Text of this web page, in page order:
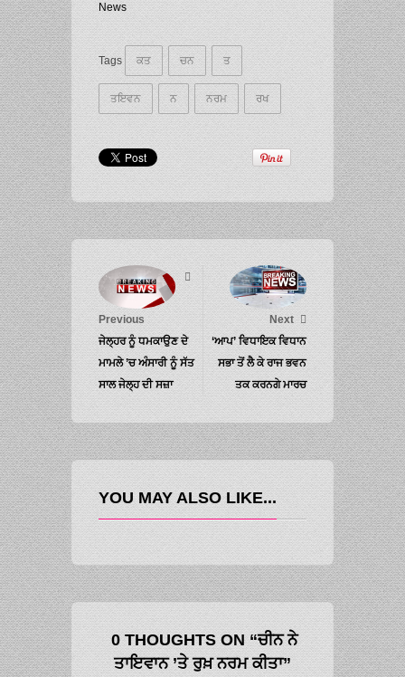
News
Tags ਕਤ ਚਨ ਤ
ਤਇਵਨ ਨ ਨਰਮ ਰਖ
Previous
ਜੇਲ੍ਹਰ ਨੂੰ ਧਮਕਾਉਣ ਦੇ
ਮਾਮਲੇ ’ਚ ਅੰਸਾਰੀ ਨੂੰ ਸੱਤ
ਸਾਲ ਜੇਲ੍ਹ ਦੀ ਸਜ਼ਾ
Next
‘ਆਪ’ ਵਿਧਾਇਕ ਵਿਧਾਨ
ਸਭਾ ਤੋਂ ਲੈ ਕੇ ਰਾਜ ਭਵਨ
ਤਕ ਕਰਨਗੇ ਮਾਰਚ
YOU MAY ALSO LIKE...
0 THOUGHTS ON “ਚੀਨ ਨੇ
ਤਾਇਵਾਨ ’ਤੇ ਰੁਖ਼ ਨਰਮ ਕੀਤਾ”